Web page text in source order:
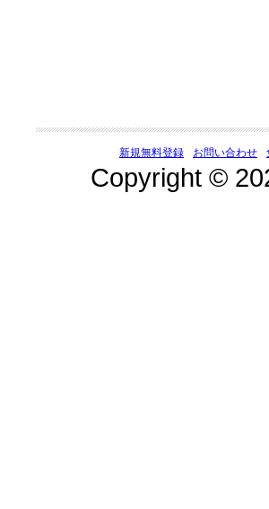
新規無料登録 お問い合わせ
Copyright ©